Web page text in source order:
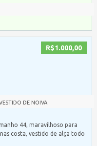
R$1.000,00
DE NOIVA
44, maravilhoso para
costa, vestido de alça todo